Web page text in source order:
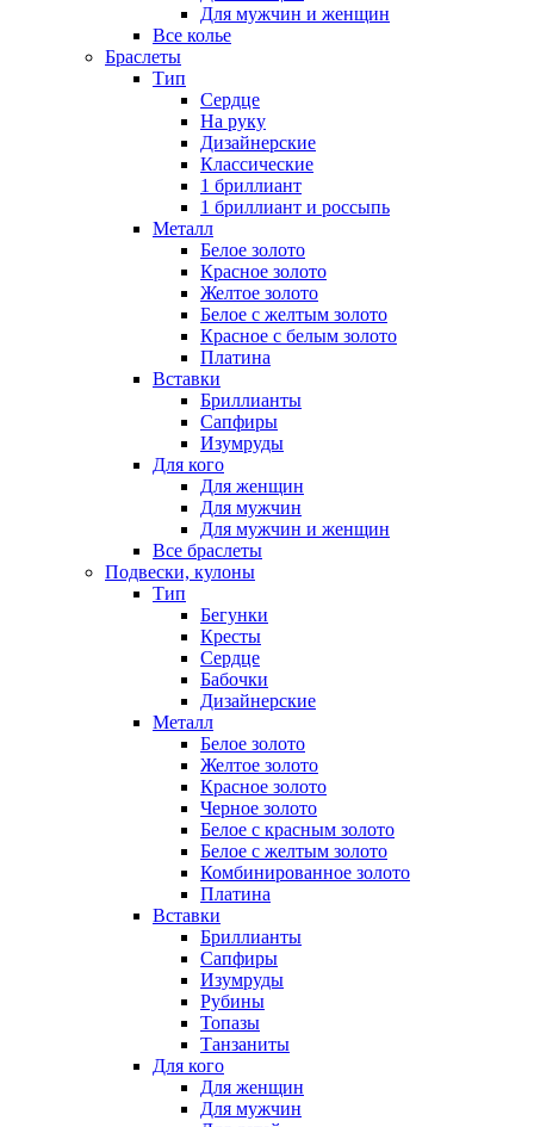
Для мужчин и женщин
Все колье
Браслеты
Тип
Сердце
На руку
Дизайнерские
Классические
1 бриллиант
1 бриллиант и россыпь
Металл
Белое золото
Красное золото
Желтое золото
Белое с желтым золото
Красное с белым золото
Платина
Вставки
Бриллианты
Сапфиры
Изумруды
Для кого
Для женщин
Для мужчин
Для мужчин и женщин
Все браслеты
Подвески, кулоны
Тип
Бегунки
Кресты
Сердце
Бабочки
Дизайнерские
Металл
Белое золото
Желтое золото
Красное золото
Черное золото
Белое с красным золото
Белое с желтым золото
Комбинированное золото
Платина
Вставки
Бриллианты
Сапфиры
Изумруды
Рубины
Топазы
Танзаниты
Для кого
Для женщин
Для мужчин